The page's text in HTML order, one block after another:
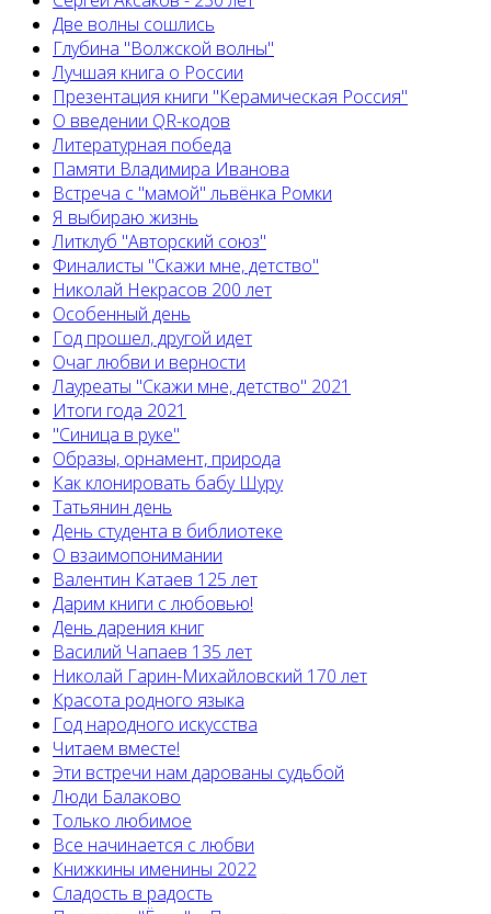
Две волны сошлись
Глубина "Волжской волны"
Лучшая книга о России
Презентация книги "Керамическая Россия"
О введении QR-кодов
Литературная победа
Памяти Владимира Иванова
Встреча с "мамой" львёнка Ромки
Я выбираю жизнь
Литклуб "Авторский союз"
Финалисты "Скажи мне, детство"
Николай Некрасов 200 лет
Особенный день
Год прошел, другой идет
Очаг любви и верности
Лауреаты "Скажи мне, детство" 2021
Итоги года 2021
"Синица в руке"
Образы, орнамент, природа
Как клонировать бабу Шуру
Татьянин день
День студента в библиотеке
О взаимопонимании
Валентин Катаев 125 лет
Дарим книги с любовью!
День дарения книг
Василий Чапаев 135 лет
Николай Гарин-Михайловский 170 лет
Красота родного языка
Год народного искусства
Читаем вместе!
Эти встречи нам дарованы судьбой
Люди Балаково
Только любимое
Все начинается с любви
Книжкины именины 2022
Сладость в радость